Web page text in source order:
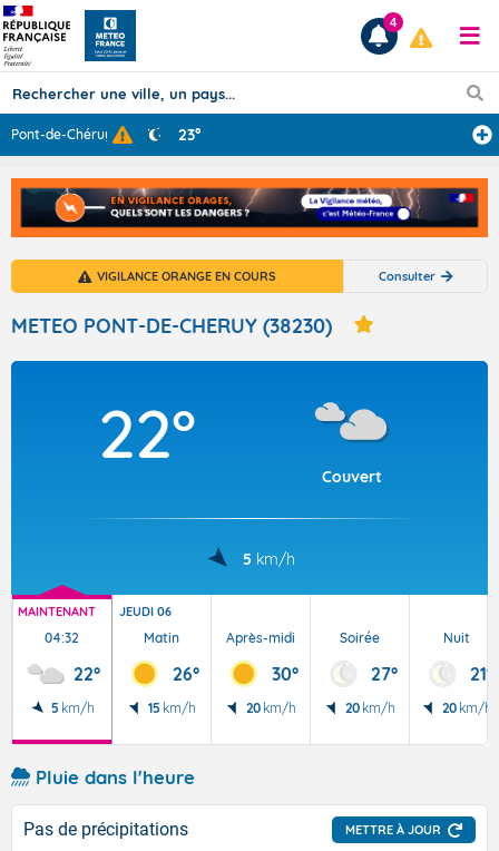
Prévisions
TOUS LES RÉSULTATS
Articles
4
Pont-de-Chéruy 23°
VIGILANCE ORANGE EN COURS Consulter
METEO PONT-DE-CHERUY (38230)
22°
Couvert
5 km/h
MAINTENANT
04:32
22°
5 km/h
JEUDI 06
Matin
26°
15 km/h
Après-midi
30°
20 km/h
Soirée
27°
20 km/h
Nuit
21°
20 km/h
Pluie dans l'heure
Pas de précipitations METTRE À JOUR